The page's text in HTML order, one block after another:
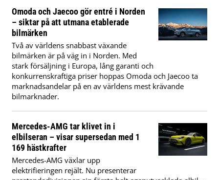
Omoda och Jaecoo gör entré i Norden
– siktar på att utmana etablerade
bilmärken
Två av världens snabbast växande
bilmärken är på väg in i Norden. Med
stark försäljning i Europa, lång garanti och
konkurrenskraftiga priser hoppas Omoda och Jaecoo ta
marknadsandelar på en av världens mest krävande
bilmarknader.
Mercedes-AMG tar klivet in i
elbilseran – visar supersedan med 1
169 hästkrafter
Mercedes-AMG växlar upp
elektrifieringen rejält. Nu presenterar